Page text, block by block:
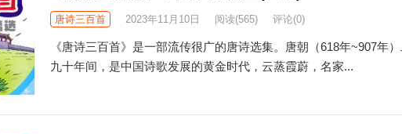
唐诗三百首 2023年11月10日 阅读(565) 评论(0)
《唐诗三百首》是一部流传很广的唐诗选集。唐朝（618年~907年
九十年间，是中国诗歌发展的黄金时代，云蒸霞蔚，名家...